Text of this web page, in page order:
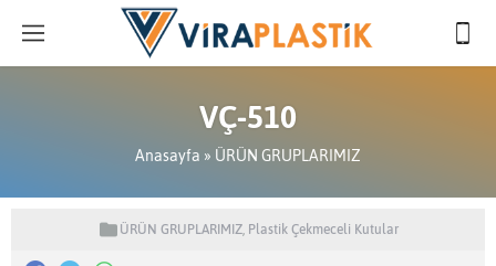
VÇ-510
Anasayfa » ÜRÜN GRUPLARIMIZ
ÜRÜN GRUPLARIMIZ, Plastik Çekmeceli Kutular